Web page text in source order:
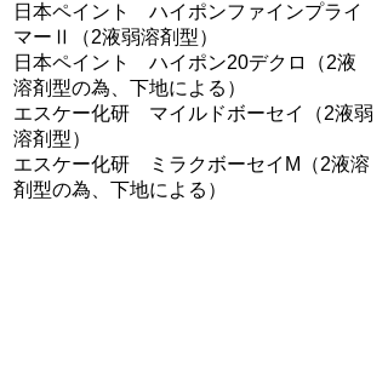
​日本ペイント ハイポンファインプライ
マーⅡ（2液弱溶剤型）
日本ペイント ハイポン20デクロ（2液
溶剤型の為、下地による）
エスケー化研 マイルドボーセイ（2液弱
溶剤型）
​エスケー化研 ミラクボーセイM（2液溶
剤型の為、下地による）